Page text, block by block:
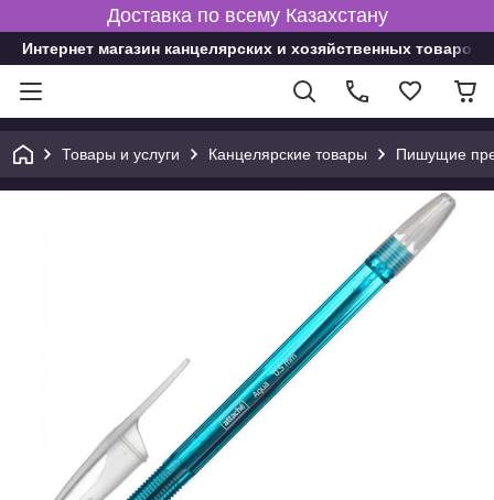
Доставка по всему Казахстану
Интернет магазин канцелярских и хозяйственных товаров
Товары и услуги Канцелярские товары Пишущие